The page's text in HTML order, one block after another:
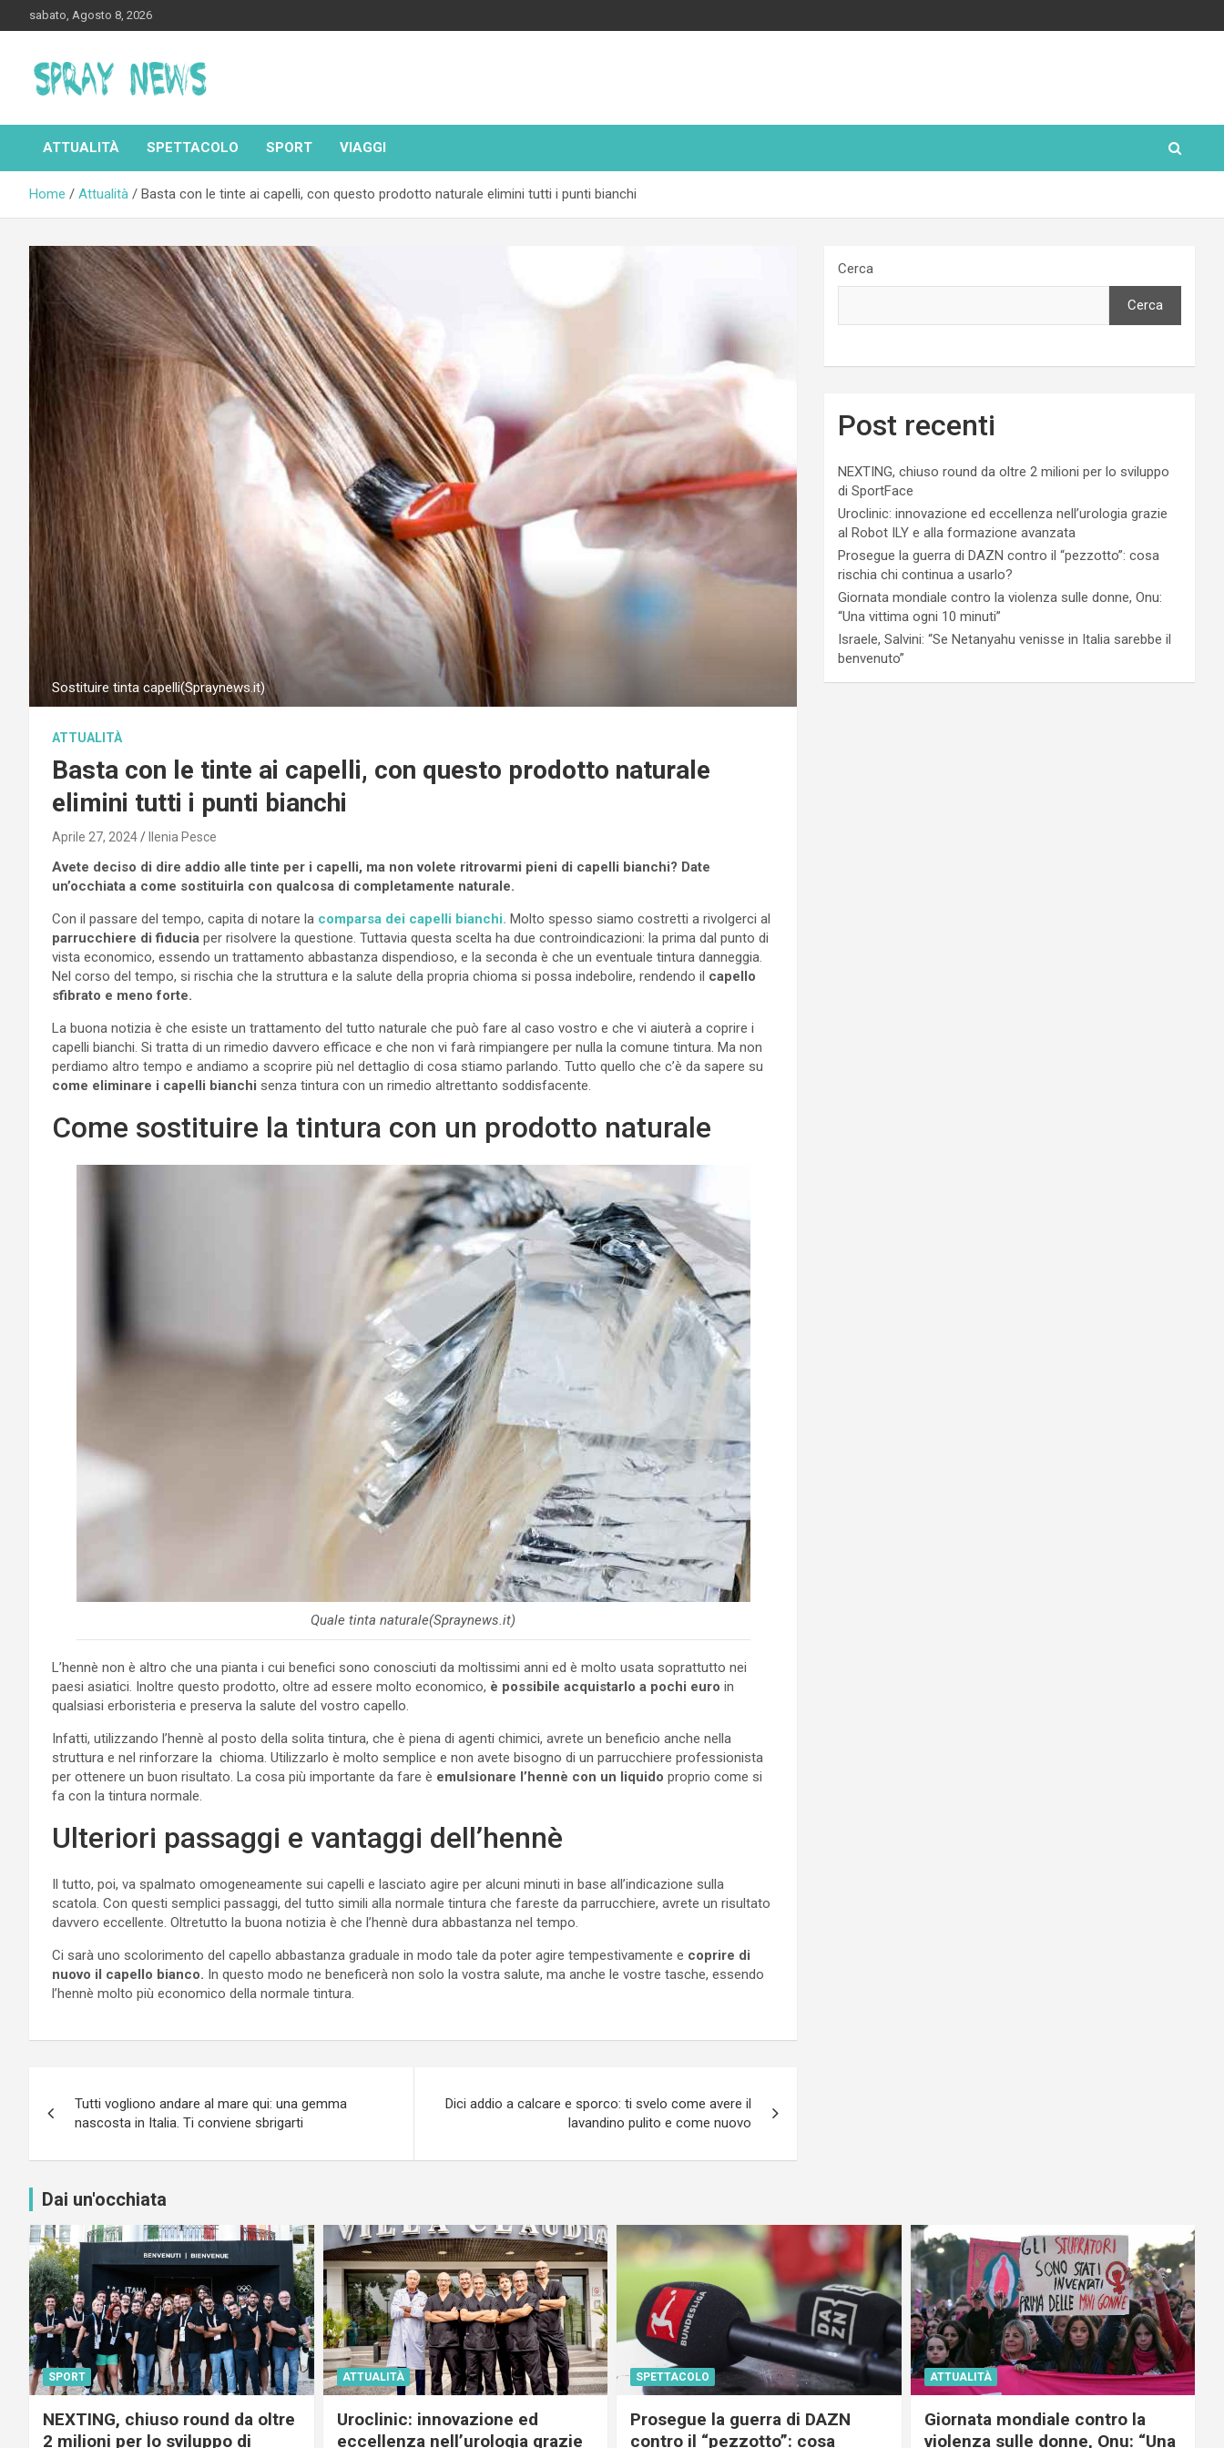
to
sabato, Agosto 8, 2026
Spraynews.it
ATTUALITÀ SPETTACOLO SPORT VIAGGI
Home Attualità Basta con le tinte ai capelli, con questo prodotto naturale elimini tutti i punti bianchi
Sostituire tinta capelli(Spraynews.it)
ATTUALITÀ
Basta con le tinte ai capelli, con questo prodotto naturale
elimini tutti i punti bianchi
Aprile 27, 2024 Ilenia Pesce
Avete deciso di dire addio alle tinte per i capelli, ma non volete ritrovarmi pieni di capelli bianchi? Date
un’occhiata a come sostituirla con qualcosa di completamente naturale.
Con il passare del tempo, capita di notare la comparsa dei capelli bianchi. Molto spesso siamo costretti a rivolgerci al
parrucchiere di fiducia per risolvere la questione. Tuttavia questa scelta ha due controindicazioni: la prima dal punto di
vista economico, essendo un trattamento abbastanza dispendioso, e la seconda è che un eventuale tintura danneggia.
Nel corso del tempo, si rischia che la struttura e la salute della propria chioma si possa indebolire, rendendo il capello
sfibrato e meno forte.
La buona notizia è che esiste un trattamento del tutto naturale che può fare al caso vostro e che vi aiuterà a coprire i
capelli bianchi. Si tratta di un rimedio davvero efficace e che non vi farà rimpiangere per nulla la comune tintura. Ma non
perdiamo altro tempo e andiamo a scoprire più nel dettaglio di cosa stiamo parlando. Tutto quello che c’è da sapere su
come eliminare i capelli bianchi senza tintura con un rimedio altrettanto soddisfacente.
Come sostituire la tintura con un prodotto naturale
Quale tinta naturale(Spraynews.it)
L’hennè non è altro che una pianta i cui benefici sono conosciuti da moltissimi anni ed è molto usata soprattutto nei
paesi asiatici. Inoltre questo prodotto, oltre ad essere molto economico, è possibile acquistarlo a pochi euro in
qualsiasi erboristeria e preserva la salute del vostro capello.
Infatti, utilizzando l’hennè al posto della solita tintura, che è piena di agenti chimici, avrete un beneficio anche nella
struttura e nel rinforzare la chioma. Utilizzarlo è molto semplice e non avete bisogno di un parrucchiere professionista
per ottenere un buon risultato. La cosa più importante da fare è emulsionare l’hennè con un liquido proprio come si
fa con la tintura normale.
Ulteriori passaggi e vantaggi dell’hennè
Il tutto, poi, va spalmato omogeneamente sui capelli e lasciato agire per alcuni minuti in base all’indicazione sulla
scatola. Con questi semplici passaggi, del tutto simili alla normale tintura che fareste da parrucchiere, avrete un risultato
davvero eccellente. Oltretutto la buona notizia è che l’hennè dura abbastanza nel tempo.
Ci sarà uno scolorimento del capello abbastanza graduale in modo tale da poter agire tempestivamente e coprire di
nuovo il capello bianco. In questo modo ne beneficerà non solo la vostra salute, ma anche le vostre tasche, essendo
l’hennè molto più economico della normale tintura.
articoli
Tutti vogliono andare al mare qui: una gemma
nascosta in Italia. Ti conviene sbrigarti
Dici addio a calcare e sporco: ti svelo come avere il
lavandino pulito e come nuovo
Cerca
Cerca
Post recenti
NEXTING, chiuso round da oltre 2 milioni per lo sviluppo
di SportFace
Uroclinic: innovazione ed eccellenza nell’urologia grazie
al Robot ILY e alla formazione avanzata
Prosegue la guerra di DAZN contro il “pezzotto”: cosa
rischia chi continua a usarlo?
Giornata mondiale contro la violenza sulle donne, Onu:
“Una vittima ogni 10 minuti”
Israele, Salvini: “Se Netanyahu venisse in Italia sarebbe il
benvenuto”
Dai un'occhiata
SPORT
NEXTING, chiuso round da oltre
2 milioni per lo sviluppo di
ATTUALITÀ
Uroclinic: innovazione ed
eccellenza nell’urologia grazie
SPETTACOLO
Prosegue la guerra di DAZN
contro il “pezzotto”: cosa
ATTUALITÀ
Giornata mondiale contro la
violenza sulle donne, Onu: “Una